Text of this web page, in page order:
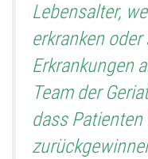
Lebensalter,
erkranken
Erkrankungen
Team der
dass